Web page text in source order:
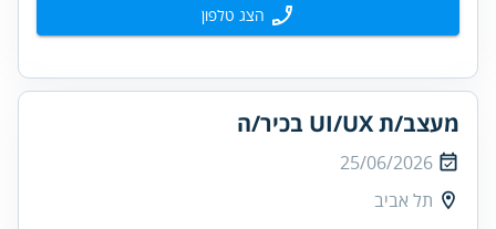
הצג טלפון
מעצב/ת UI/UX בכיר/ה
25/06/2026
תל אביב